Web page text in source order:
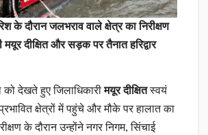
के दौरान जलभराव वाले क्षेत्र का निरीक्षण
मयूर दीक्षित और सड़क पर तैनात हरिद्वार
को देखते हुए जिलाधिकारीमयूर दीक्षितस्वयं
क्षेत्रों में पहुंचे और मौके पर हालात का
के दौरान उन्होंने नगर निगम, सिंचाई